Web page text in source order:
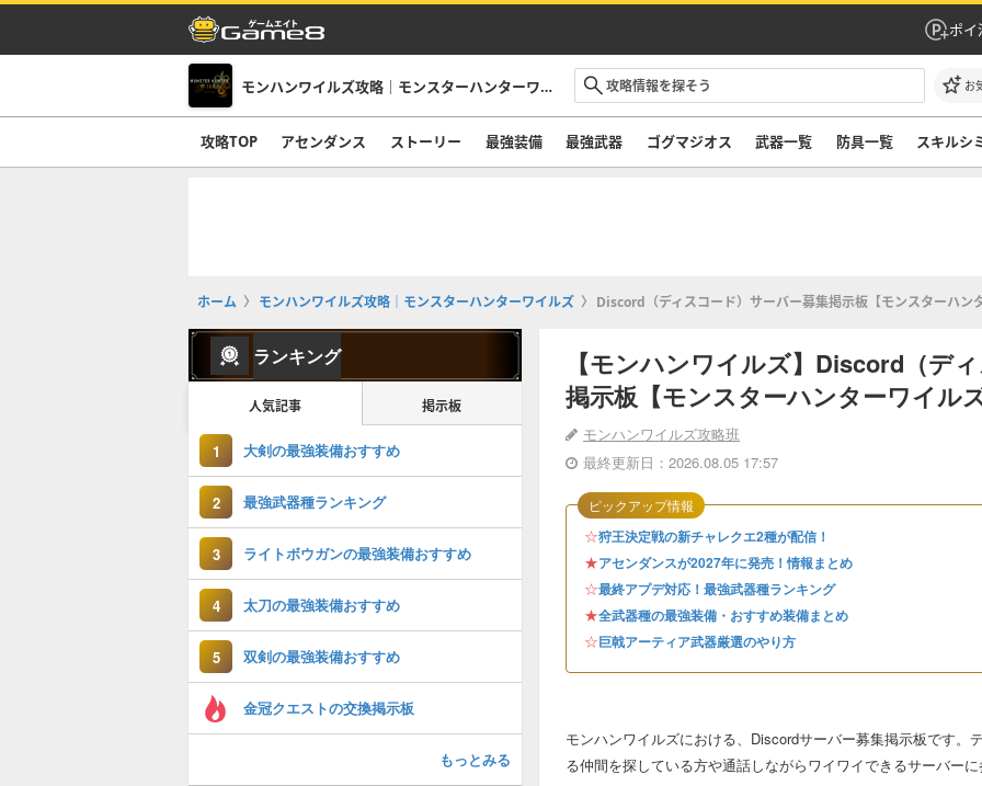
ポイ
モンハンワイルズ攻略｜モンスターハンターワイルズ お
攻略TOP アセンダンス ストーリー 最強装備 最強武器 ゴグマジオス 武器一覧 防具一覧 スキルシ
ホーム モンハンワイルズ攻略｜モンスターハンターワイルズ Discord（ディスコード）サーバー募集掲示板【モンスターハン
【モンハンワイルズ】Discord（デ
掲示板【モンスターハンターワイル
モンハンワイルズ攻略班
最終更新日：2026.08.05 17:57
☆狩王決定戦の新チャレクエ2種が配信！
★アセンダンスが2027年に発売！情報まとめ
☆最終アプデ対応！最強武器種ランキング
★全武器種の最強装備・おすすめ装備まとめ
☆巨戟アーティア武器厳選のやり方
ピックアップ情報
モンハンワイルズにおける、Discordサーバー募集掲示板です。
る仲間を探している方や通話しながらワイワイできるサーバー
ランキング
人気記事 掲示板
1 大剣の最強装備おすすめ
2 最強武器種ランキング
3 ライトボウガンの最強装備おすすめ
4 太刀の最強装備おすすめ
5 双剣の最強装備おすすめ
金冠クエストの交換掲示板
もっとみる